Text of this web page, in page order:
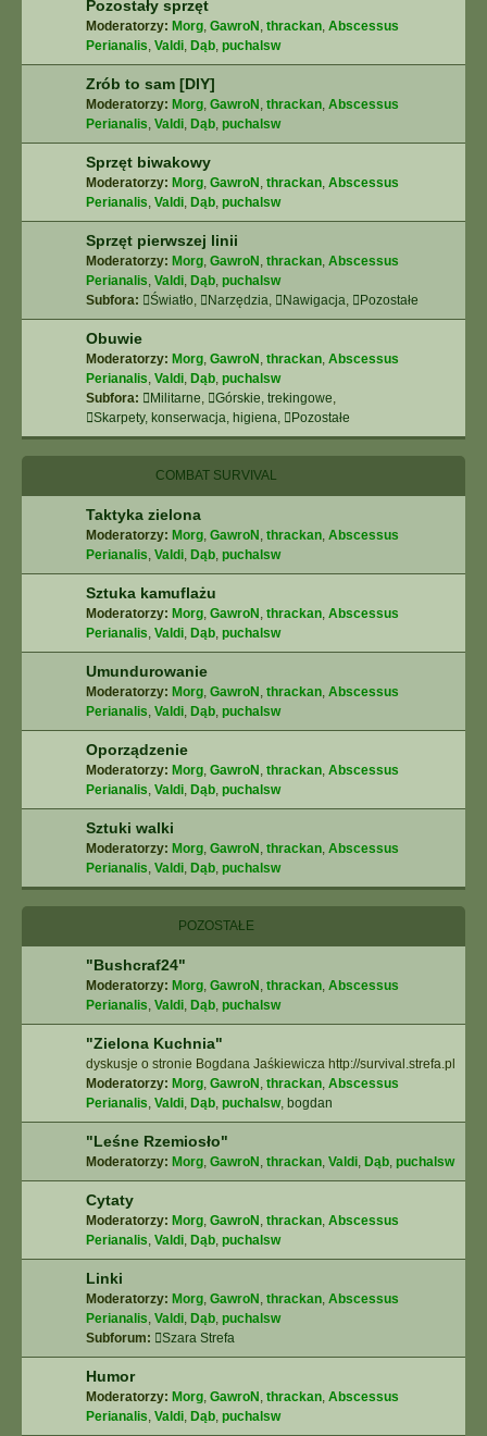
Pozostały sprzęt
Moderatorzy: Morg, GawroN , thrackan, Abscessus
Perianalis, Valdi, Dąb, puchalsw
Zrób to sam [DIY]
Moderatorzy: Morg, GawroN , thrackan, Abscessus
Perianalis, Valdi, Dąb, puchalsw
Sprzęt biwakowy
Moderatorzy: Morg, GawroN , thrackan, Abscessus
Perianalis, Valdi, Dąb, puchalsw
Sprzęt pierwszej linii
Moderatorzy: Morg, GawroN , thrackan, Abscessus
Perianalis, Valdi, Dąb, puchalsw
Subfora:
Światło, Narzędzia, Nawigacja, Pozostałe
Obuwie
Moderatorzy: Morg, GawroN , thrackan, Abscessus
Perianalis, Valdi, Dąb, puchalsw
Subfora:
Militarne, Górskie, trekingowe,
Skarpety, konserwacja, higiena, Pozostałe
COMBAT SURVIVAL
Taktyka zielona
Moderatorzy: Morg, GawroN , thrackan, Abscessus
Perianalis, Valdi, Dąb, puchalsw
Sztuka kamuflażu
Moderatorzy: Morg, GawroN , thrackan, Abscessus
Perianalis, Valdi, Dąb, puchalsw
Umundurowanie
Moderatorzy: Morg, GawroN , thrackan, Abscessus
Perianalis, Valdi, Dąb, puchalsw
Oporządzenie
Moderatorzy: Morg, GawroN , thrackan, Abscessus
Perianalis, Valdi, Dąb, puchalsw
Sztuki walki
Moderatorzy: Morg, GawroN , thrackan, Abscessus
Perianalis, Valdi, Dąb, puchalsw
POZOSTAŁE
"Bushcraf24"
Moderatorzy: Morg, GawroN , thrackan, Abscessus
Perianalis, Valdi, Dąb, puchalsw
"Zielona Kuchnia"
dyskusje o stronie Bogdana Jaśkiewicza http://survival.strefa.pl
Moderatorzy: Morg, GawroN , thrackan, Abscessus
Perianalis, Valdi, Dąb, puchalsw, bogdan
"Leśne Rzemiosło"
Moderatorzy: Morg, GawroN , thrackan, Valdi, Dąb, puchalsw
Cytaty
Moderatorzy: Morg, GawroN , thrackan, Abscessus
Perianalis, Valdi, Dąb, puchalsw
Linki
Moderatorzy: Morg, GawroN , thrackan, Abscessus
Perianalis, Valdi, Dąb, puchalsw
Subforum:
Szara Strefa
Humor
Moderatorzy: Morg, GawroN , thrackan, Abscessus
Perianalis, Valdi, Dąb, puchalsw